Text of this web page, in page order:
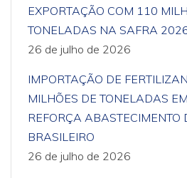
EXPORTAÇÃO COM 110
TONELADAS NA SAFRA
26 de julho de 2026
IMPORTAÇÃO DE
MILHÕES DE TONELADAS
REFORÇA ABASTECIMENTO
BRASILEIRO
26 de julho de 2026